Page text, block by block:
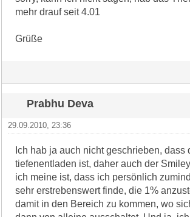
mehr drauf seit 4.01
Grüße
Prabhu Deva
29.09.2010, 23:36
Ich hab ja auch nicht geschrieben, dass
tiefenentladen ist, daher auch der
ich meine ist, dass ich persönlich
sehr erstrebenswert finde, die 1%
damit in den Bereich zu kommen, wo